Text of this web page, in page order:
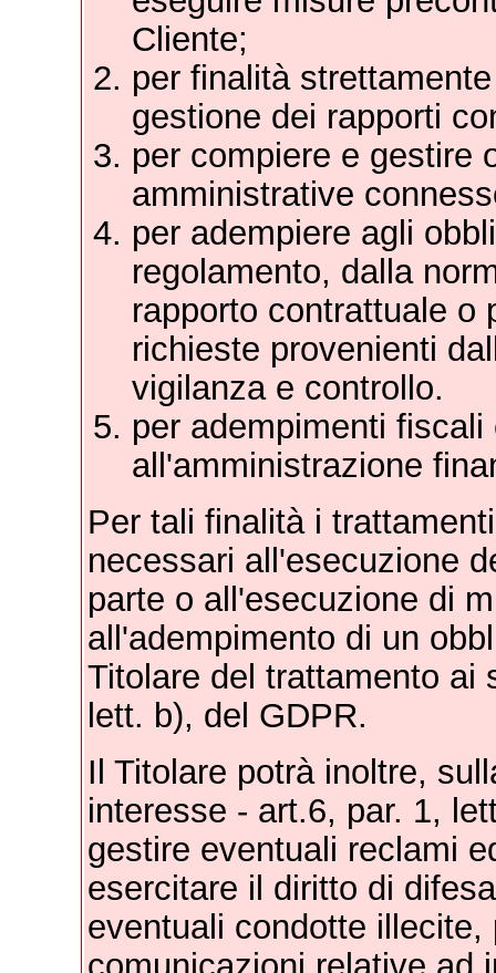
Cliente;
per finalità
gestione dei rapporti
per compiere e gestire
amministrative
per adempiere agli
regolamento, dalla
rapporto contrattuale o
richieste provenienti
vigilanza e controllo.
per adempimenti
all'amministrazione
Per tali finalità i
necessari all'esecuzione
parte o all'esecuzione di
all'adempimento di un
Titolare del trattamento ai
lett. b), del GDPR.
Il Titolare potrà inoltre,
interesse - art.6, par. 1,
gestire eventuali reclami
esercitare il diritto di
eventuali condotte
comunicazioni relative ad